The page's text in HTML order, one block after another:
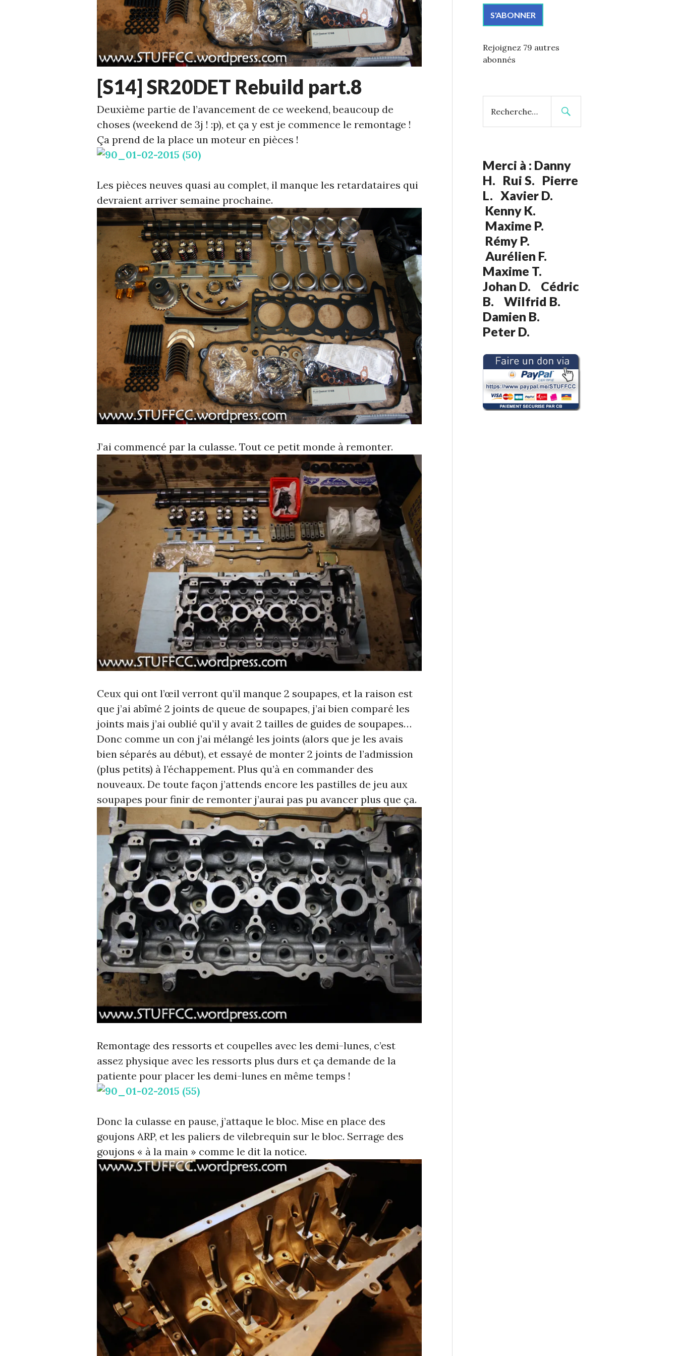
S14
[S14] SR20DET Rebuild part.8
Deuxième partie de l’avancement de ce weekend, beaucoup de
choses (weekend de 3j ! :p), et ça y est je commence le remontage !
Ça prend de la place un moteur en pièces !
Les pièces neuves quasi au complet, il manque les retardataires qui
devraient arriver semaine prochaine.
J’ai commencé par la culasse. Tout ce petit monde à remonter.
Ceux qui ont l’œil verront qu’il manque 2 soupapes, et la raison est
que j’ai abîmé 2 joints de queue de soupapes, j’ai bien comparé les
joints mais j’ai oublié qu’il y avait 2 tailles de guides de soupapes…
Donc comme un con j’ai mélangé les joints (alors que je les avais
bien séparés au début), et essayé de monter 2 joints de l’admission
(plus petits) à l’échappement. Plus qu’à en commander des
nouveaux. De toute façon j’attends encore les pastilles de jeu aux
soupapes pour finir de remonter j’aurai pas pu avancer plus que ça.
Remontage des ressorts et coupelles avec les demi-lunes, c’est
assez physique avec les ressorts plus durs et ça demande de la
patiente pour placer les demi-lunes en même temps !
Donc la culasse en pause, j’attaque le bloc. Mise en place des
goujons ARP, et les paliers de vilebrequin sur le bloc. Serrage des
goujons « à la main » comme le dit la notice.
s
e
e
a
S'ABONNER
Rejoignez 79 autres
abonnés
c
r
c
h
e
Merci à : Danny
H. Rui S. Pierre
L. Xavier D.
Kenny K.
Maxime P.
Rémy P.
Aurélien F.
Maxime T.
Johan D. Cédric
B. Wilfrid B.
Damien B.
Peter D.